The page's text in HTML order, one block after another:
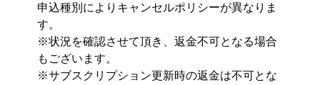
申込種別によりキャンセルポリシーが異なりま
す。
※状況を確認させて頂き、返金不可となる場合
もございます。
※サブスクリプション更新時の返金は不可とな